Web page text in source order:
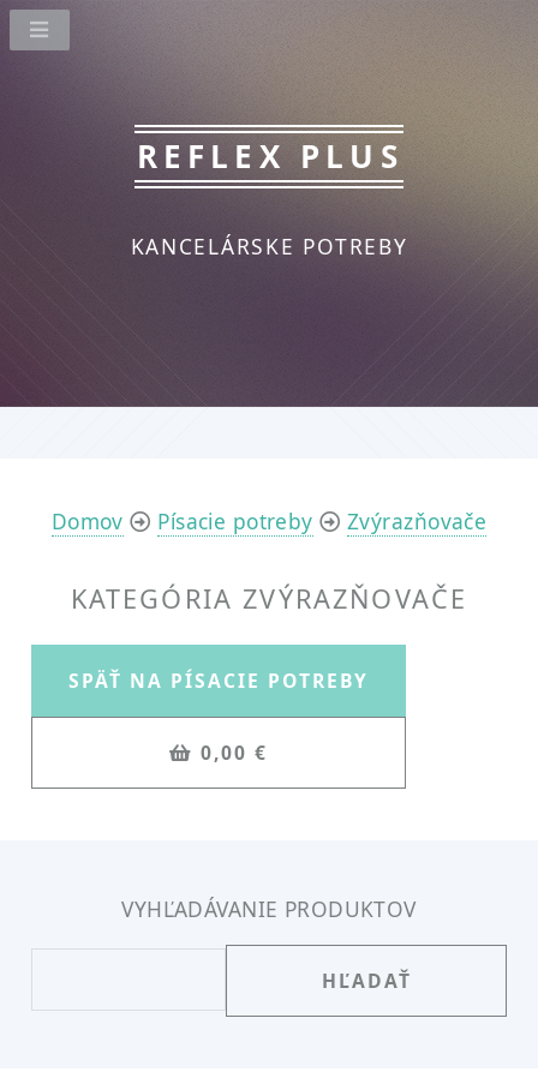
REFLEX PLUS
KANCELÁRSKE POTREBY
Domov Písacie potreby Zvýrazňovače
KATEGÓRIA ZVÝRAZŇOVAČE
SPÄŤ NA PÍSACIE POTREBY
0,00 €
VYHĽADÁVANIE PRODUKTOV